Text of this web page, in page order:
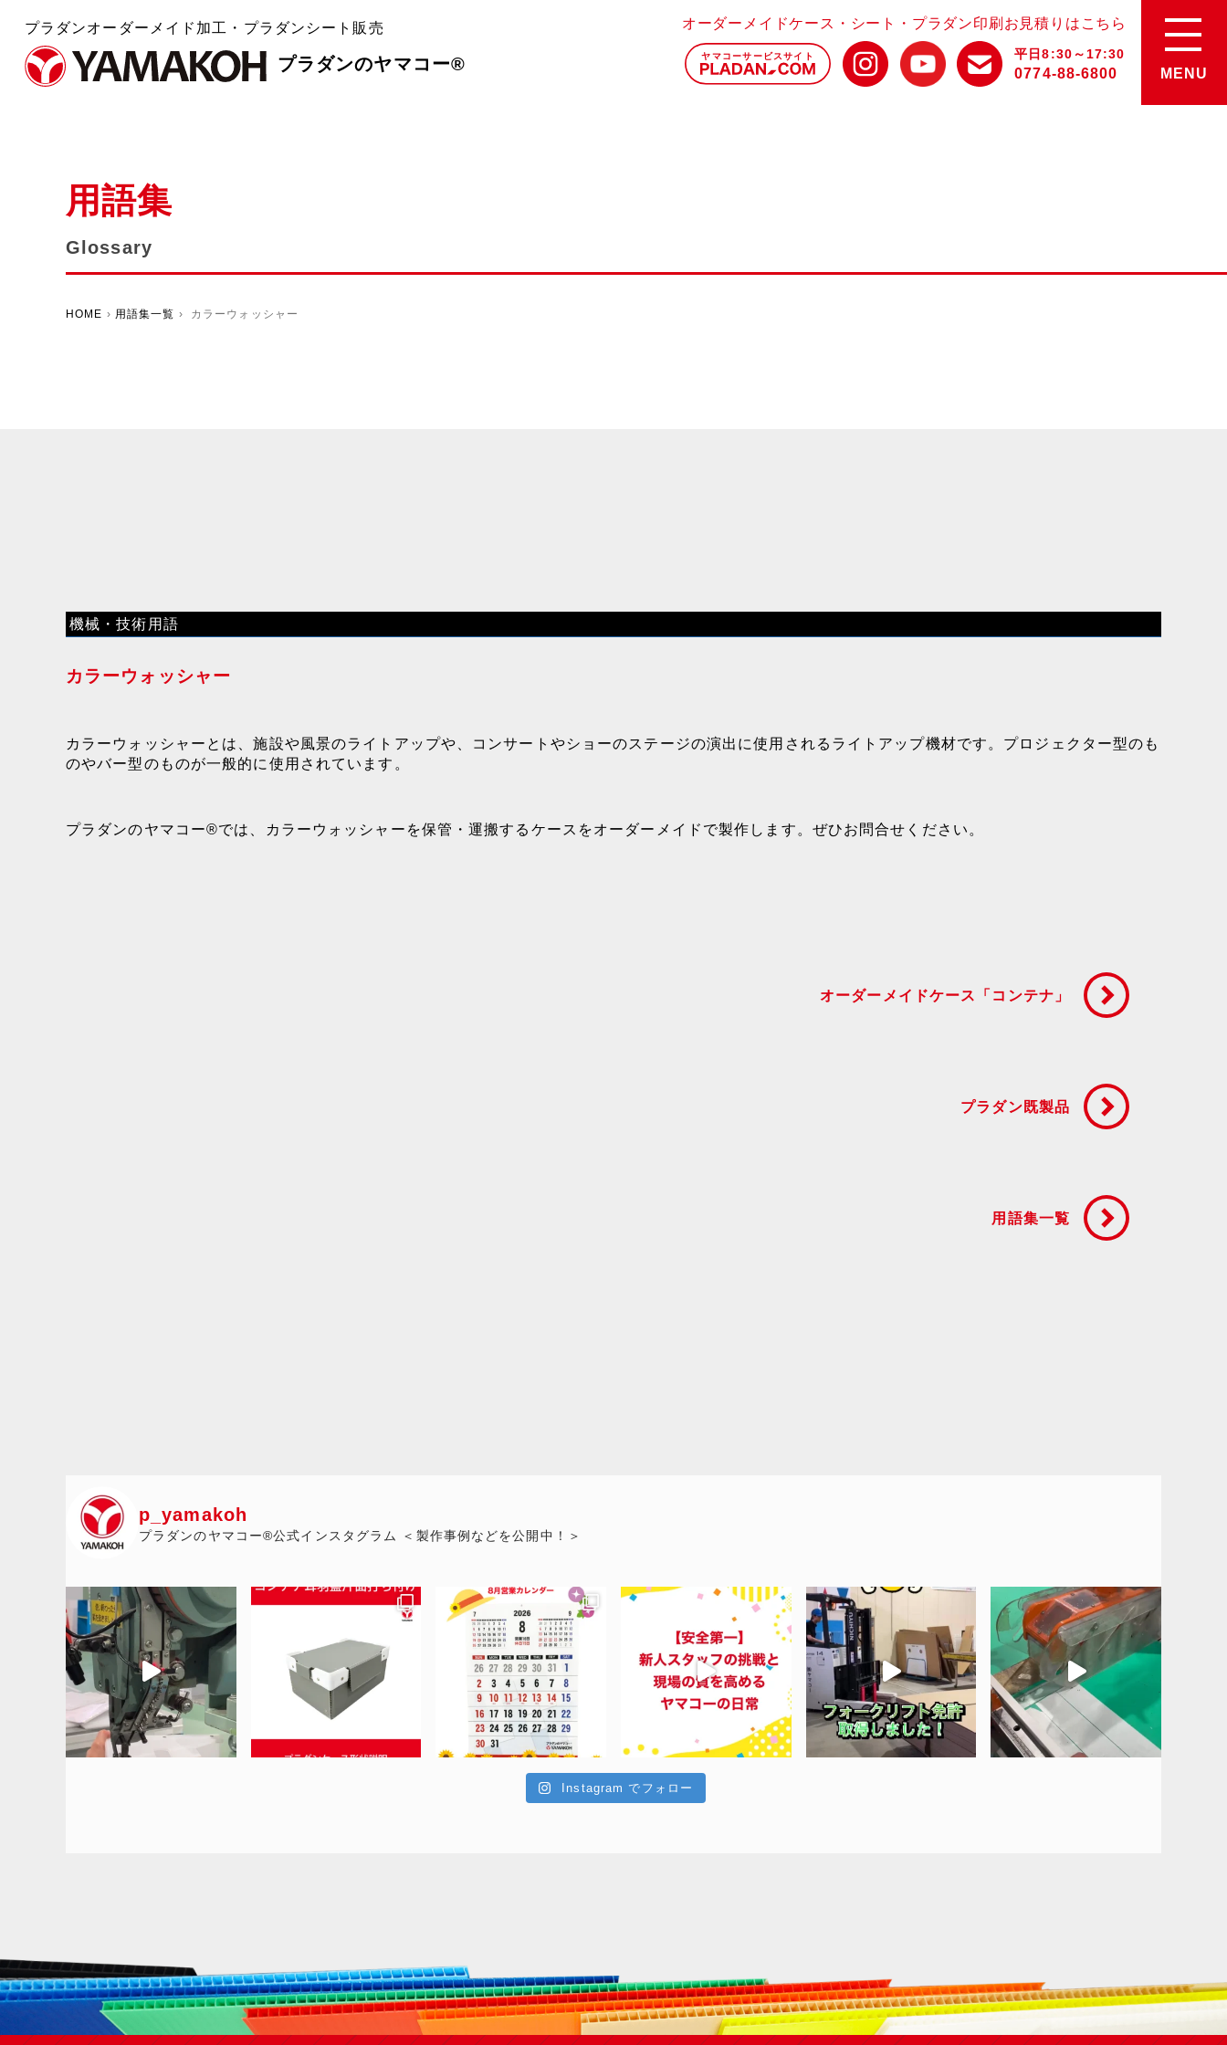
プラダンオーダーメイド加工・プラダンシート販売
プラダンのヤマコー®
オーダーメイドケース・シート・プラダン印刷お見積りはこちら
平日8:30～17:30
0774-88-6800 MENU
用語集
Glossary
HOME › 用語集一覧 › カラーウォッシャー
機械・技術用語
カラーウォッシャー
カラーウォッシャーとは、施設や風景のライトアップや、コンサートやショーのステージの演出に使用されるライトアップ機材です。プロジェクター型のも
のやバー型のものが一般的に使用されています。
プラダンのヤマコー®では、カラーウォッシャーを保管・運搬するケースをオーダーメイドで製作します。ぜひお問合せください。
オーダーメイドケース「コンテナ」
プラダン既製品
用語集一覧
p_yamakoh
プラダンのヤマコー®公式インスタグラム ＜製作事例などを公開中！＞
Instagram でフォロー